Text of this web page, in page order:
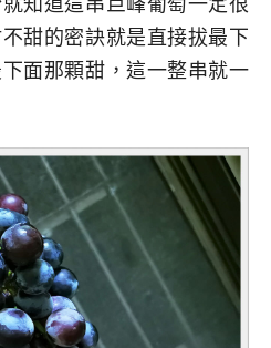
甜的密訣就是直接拔最下
面那顆甜，這一整串就一